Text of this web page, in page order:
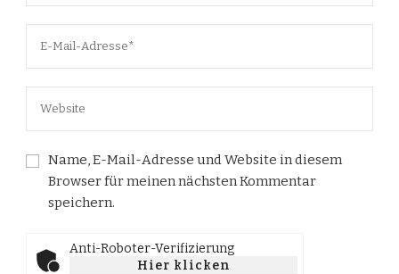
Name, E-Mail-Adresse und Website in diesem
Browser für meinen nächsten Kommentar
speichern.
Anti-Roboter-Verifizierung
Hier klicken